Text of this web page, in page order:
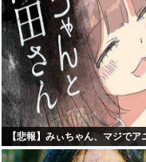
【悲報】みぃちゃん、マジでア